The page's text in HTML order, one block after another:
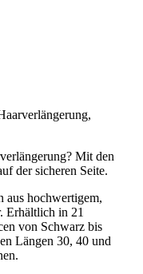
Mit den
der sicheren Seite.
aus hochwertigem,
Erhältlich in 21
von Schwarz bis
Längen 30, 40 und